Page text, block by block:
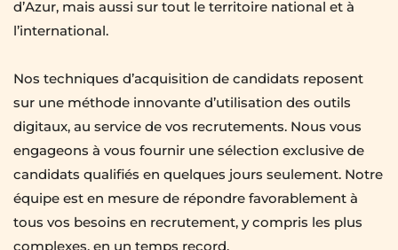
d’Azur, mais aussi sur tout le territoire national et à
l’international.
Nos techniques d’acquisition de candidats reposent
sur une méthode innovante d’utilisation des outils
digitaux, au service de vos recrutements. Nous vous
engageons à vous fournir une sélection exclusive de
candidats qualifiés en quelques jours seulement. Notre
équipe est en mesure de répondre favorablement à
tous vos besoins en recrutement, y compris les plus
complexes, en un temps record.